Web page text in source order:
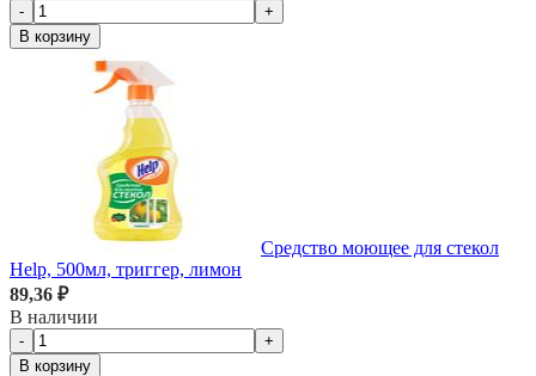
-
+
В корзину
Средство моющее для стекол
Help, 500мл, триггер, лимон
89,36 ₽
В наличии
-
+
В корзину